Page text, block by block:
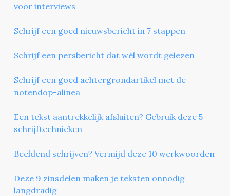
voor interviews
Schrijf een goed nieuwsbericht in 7 stappen
Schrijf een persbericht dat wél wordt gelezen
Schrijf een goed achtergrondartikel met de
notendop-alinea
Een tekst aantrekkelijk afsluiten? Gebruik deze 5
schrijftechnieken
Beeldend schrijven? Vermijd deze 10 werkwoorden
Deze 9 zinsdelen maken je teksten onnodig
langdradig